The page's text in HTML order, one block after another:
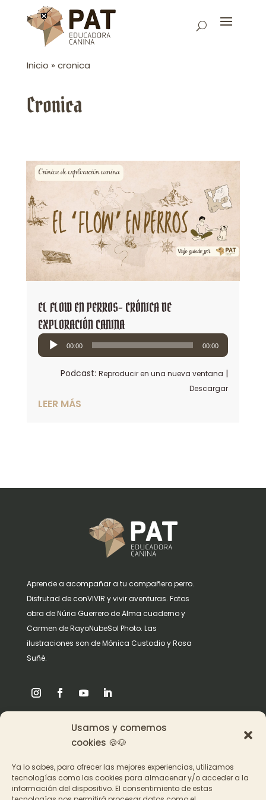
Usamos y comemos
cookies 🍪🐶
Ya lo sabes, para ofrecer las mejores experiencias, utilizamos
tecnologías como las cookies para almacenar y/o acceder a la
información del dispositivo. El consentimiento de estas
Inicio » cronica
Cronica
EL FLOW EN PERROS- CRÓNICA DE
EXPLORACIÓN CANINA
Reproductor
de
audio
00:00 00:00
Podcast:Reproducir en una nueva ventana |
Descargar
LEER MÁS
Aprende a acompañar a tu compañero perro.
Disfrutad de conVIVIR y vivir aventuras. Fotos
obra de Núria Guerrero de Alma cuaderno y
Carmen de RayoNubeSol Photo. Las
ilustraciones son de Mónica Custodio y Rosa
Suñè.
Acceder a los cursos